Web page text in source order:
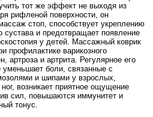
тот же эффект не выходя из
рифленой поверхности, он
стоп, способствует укреплению
сустава и предотвращает появление
у детей. Массажный коврик
профилактике варикозного
артроза и артрита. Регулярное его
уменьшает боли, связанные с
и шипами у взрослых,
возникает приятное ощущение
сил, повышаются иммунитет и
тонус.